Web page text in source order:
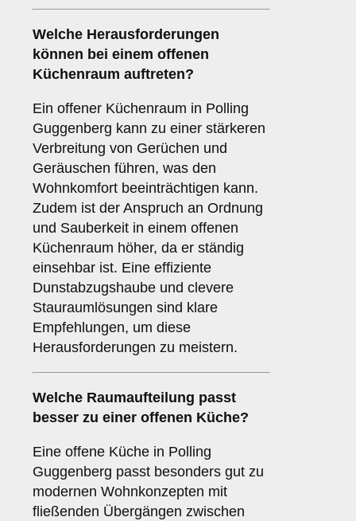
Welche Herausforderungen
können bei einem offenen
Küchenraum auftreten?
Ein offener Küchenraum in Polling
Guggenberg kann zu einer stärkeren
Verbreitung von Gerüchen und
Geräuschen führen, was den
Wohnkomfort beeinträchtigen kann.
Zudem ist der Anspruch an Ordnung
und Sauberkeit in einem offenen
Küchenraum höher, da er ständig
einsehbar ist. Eine effiziente
Dunstabzugshaube und clevere
Stauraumlösungen sind klare
Empfehlungen, um diese
Herausforderungen zu meistern.
Welche Raumaufteilung passt
besser zu einer offenen Küche?
Eine offene Küche in Polling
Guggenberg passt besonders gut zu
modernen Wohnkonzepten mit
fließenden Übergängen zwischen